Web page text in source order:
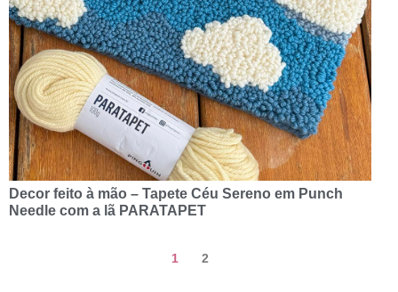
Decor feito à mão – Tapete Céu Sereno em Punch
Needle com a lã PARATAPET
1 2